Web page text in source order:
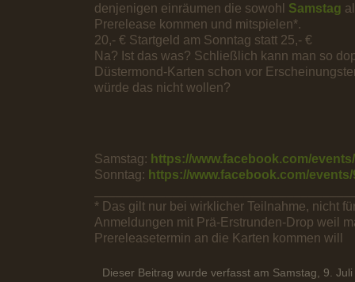
denjenigen einräumen die sowohl Samstag
Prerelease kommen und mitspielen*.
20,- € Startgeld am Sonntag statt 25,- €
Na? Ist das was? Schließlich kann man so
Düstermond-Karten schon vor
würde das nicht wollen?
Samstag: https://www.facebook.com/
Sonntag: https://www.facebook.com/events/
* Das gilt nur bei wirklicher Teilnahme, nicht
Anmeldungen mit Prä-Erstrunden-Drop weil
Prereleasetermin an die Karten kommen will
Dieser Beitrag wurde verfasst am Samstag, 9.